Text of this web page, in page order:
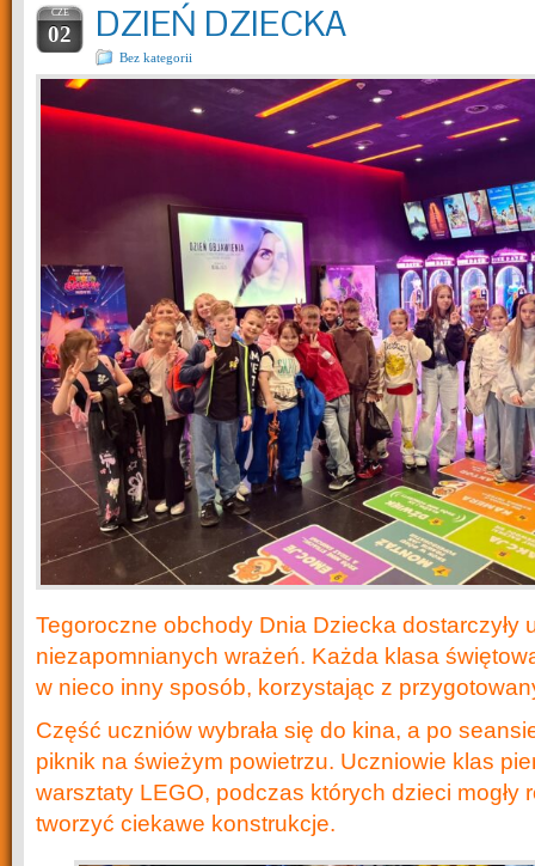
CZE
02 DZIEŃ DZIECKA
Bez kategorii
Tegoroczne obchody Dnia Dziecka dostarczyły
niezapomnianych wrażeń. Każda klasa
w nieco inny sposób, korzystając z
Część uczniów wybrała się do kina, a po
piknik na świeżym powietrzu. Uczniowie klas
warsztaty LEGO, podczas których dzieci mogły
tworzyć ciekawe konstrukcje.